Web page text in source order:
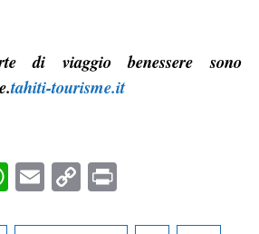
di viaggio benessere sono
tahiti-tourisme.it
WhatsApp
Email
Copy
Link